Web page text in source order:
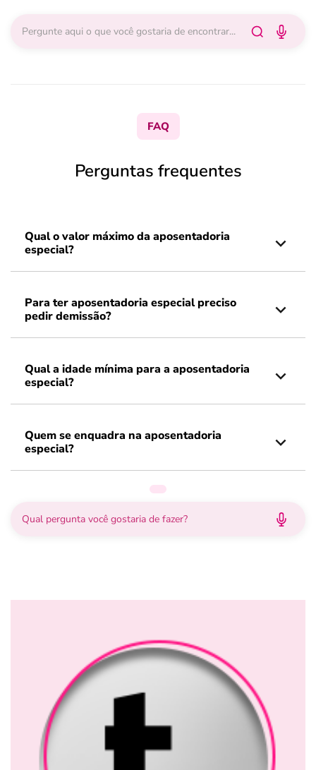
FAQ
Perguntas frequentes
Qual o valor máximo da aposentadoria
especial?
Para ter aposentadoria especial preciso
pedir demissão?
Qual a idade mínima para a aposentadoria
especial?
Quem se enquadra na aposentadoria
especial?